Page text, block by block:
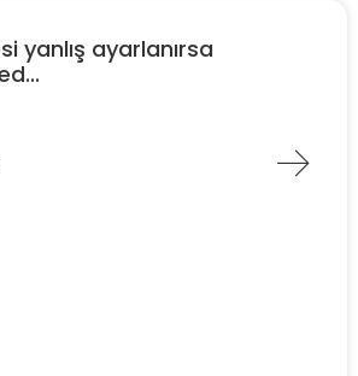
yanlış ayarlanırsa